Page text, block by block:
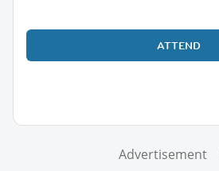
ATTEND
Advertisement